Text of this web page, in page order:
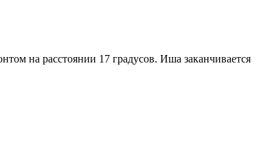
на расстоянии 17 градусов. Иша заканчивается